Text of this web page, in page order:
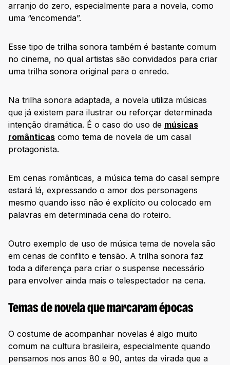
arranjo do zero, especialmente para a novela, como
uma “encomenda”.
Esse tipo de trilha sonora também é bastante comum
no cinema, no qual artistas são convidados para criar
uma trilha sonora original para o enredo.
Na trilha sonora adaptada, a novela utiliza músicas
que já existem para ilustrar ou reforçar determinada
intenção dramática. É o caso do uso de músicas
românticas como tema de novela de um casal
protagonista.
Em cenas românticas, a música tema do casal sempre
estará lá, expressando o amor dos personagens
mesmo quando isso não é explícito ou colocado em
palavras em determinada cena do roteiro.
Outro exemplo de uso de música tema de novela são
em cenas de conflito e tensão. A trilha sonora faz
toda a diferença para criar o suspense necessário
para envolver ainda mais o telespectador na cena.
Temas de novela que marcaram épocas
O costume de acompanhar novelas é algo muito
comum na cultura brasileira, especialmente quando
pensamos nos anos 80 e 90, antes da virada que a